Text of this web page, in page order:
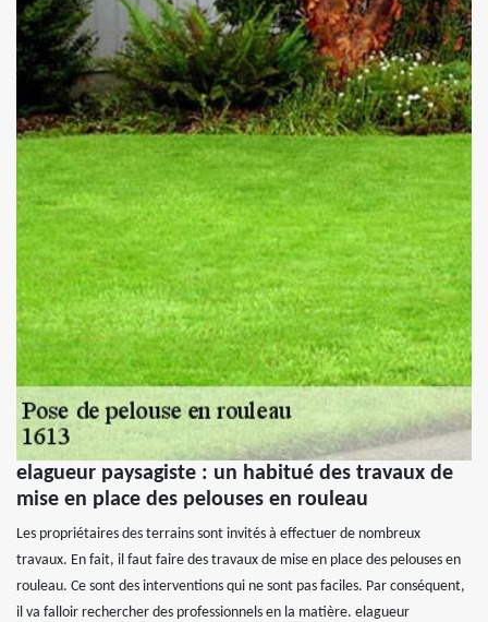
elagueur paysagiste : un habitué des travaux de
mise en place des pelouses en rouleau
Les propriétaires des terrains sont invités à effectuer de nombreux
travaux. En fait, il faut faire des travaux de mise en place des pelouses en
rouleau. Ce sont des interventions qui ne sont pas faciles. Par conséquent,
il va falloir rechercher des professionnels en la matière. elagueur